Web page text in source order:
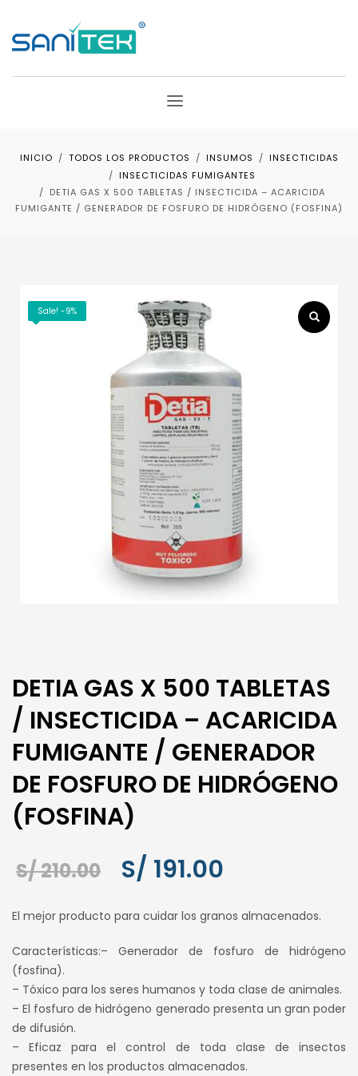
INICIO TODOS LOS PRODUCTOS INSUMOS
INSECTICIDAS
INSECTICIDAS FUMIGANTES
DETIA GAS X 500 TABLETAS / INSECTICIDA – ACARICIDA
FUMIGANTE / GENERADOR DE FOSFURO DE HIDRÓGENO (FOSFINA)
Sale! -9%
DETIA GAS X 500 TABLETAS
/ INSECTICIDA – ACARICIDA
FUMIGANTE / GENERADOR
DE FOSFURO DE HIDRÓGENO
(FOSFINA)
S/210.00
El
original
era:
S/ 210.00.
S/ 191.00
actual
es:
S/ 191.00.
El mejor producto para cuidar los granos almacenados.
Características:– Generador de fosfuro de hidrógeno
(fosfina).
– Tóxico para los seres humanos y toda clase de animales.
– El fosfuro de hidrógeno generado presenta un gran poder
de difusión.
– Eficaz para el control de toda clase de insectos
presentes en los productos almacenados.